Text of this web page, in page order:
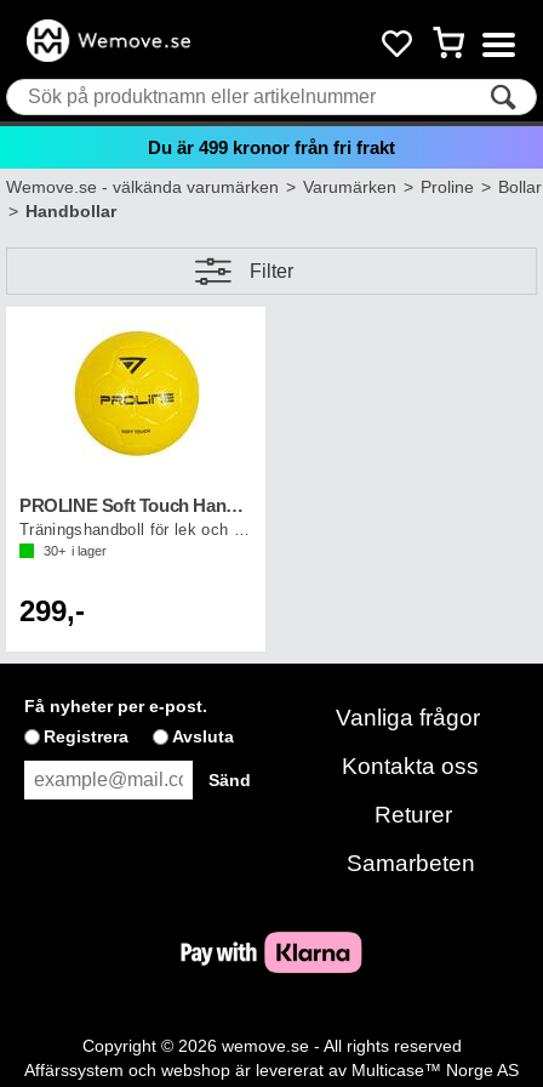
Du är 499 kronor från fri frakt
Wemove.se - välkända varumärken>Varumärken>Proline>Bollar
>Handbollar
Filter
PROLINE Soft Touch Handball Gul 00
Träningshandboll för lek och träning
30+ i lager
299,-
Få nyheter per e-post.
Registrera
Avsluta
Vanliga frågor
Kontakta oss
Returer
Samarbeten
Copyright © 2026 wemove.se - All rights reserved
Affärssystem och webshop är levererat av Multicase™ Norge AS